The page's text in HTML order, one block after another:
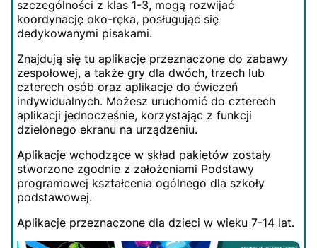
szczególności z klas 1-3, mogą rozwijać
koordynację oko-ręka, posługując się
dedykowanymi pisakami.
Znajdują się tu aplikacje przeznaczone do zabawy
zespołowej, a także gry dla dwóch, trzech lub
czterech osób oraz aplikacje do ćwiczeń
indywidualnych. Możesz uruchomić do czterech
aplikacji jednocześnie, korzystając z funkcji
dzielonego ekranu na urządzeniu.
Aplikacje wchodzące w skład pakietów zostały
stworzone zgodnie z założeniami Podstawy
programowej kształcenia ogólnego dla szkoły
podstawowej.
Aplikacje przeznaczone dla dzieci w wieku 7-14 lat.